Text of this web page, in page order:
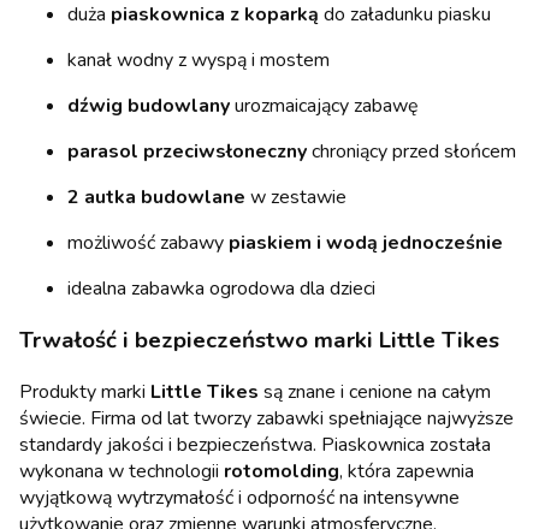
duża piaskownica z koparką do załadunku piasku
kanał wodny z wyspą i mostem
dźwig budowlanyurozmaicający zabawę
parasol przeciwsłonecznychroniący przed słońcem
2 autka budowlane w zestawie
możliwość zabawy piaskiem i wodą jednocześnie
idealna zabawka ogrodowa dla dzieci
Trwałość i bezpieczeństwo marki Little Tikes
Produkty marki Little Tikes są znane i cenione na całym
świecie. Firma od lat tworzy zabawki spełniające najwyższe
standardy jakości i bezpieczeństwa. Piaskownica została
wykonana w technologii rotomolding, która zapewnia
wyjątkową wytrzymałość i odporność na intensywne